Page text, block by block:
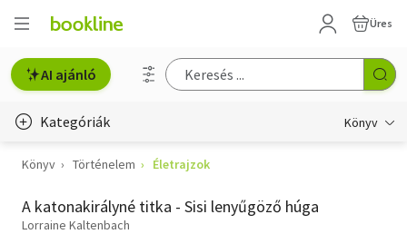
Üres
AI ajánló
Kategóriák Könyv
Életmód, egészség
Erotika
Könyv Történelem Életrajzok
A katonakirályné titka - Sisi lenyűgöző húga
Lorraine Kaltenbach